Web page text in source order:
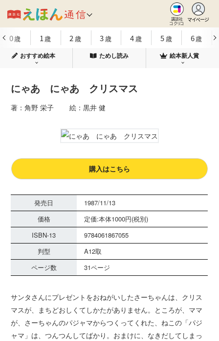
講談社
コクリコ
マイページ
0歳 1歳 2 歳 3歳 4歳 5歳 6歳
おすすめ絵本 ためし読み 絵本新人賞
にゃあ にゃあ クリスマス
著：角野 栄子 絵：黒井 健
購入はこちら
発売日
1987/11/13
価格
定価:本体1000円(税別)
ISBN-13
9784061867055
判型
A12取
ページ数
31ページ
サンタさんにプレゼントをおねがいしたさーちゃんは、クリス
マスが、まちどおしくてしかたがありません。ところが、ママ
が、さーちゃんのパジャマからつくってくれた、ねこの「パジ
ャマ」は、つんつんしてばかり。おまけに、なきだしてしまっ